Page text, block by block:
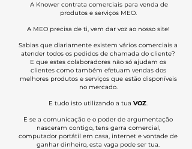
A Knower contrata comerciais para venda de
produtos e serviços MEO.
A MEO precisa de ti, vem dar voz ao nosso site!
Sabias que diariamente existem vários comerciais a
atender todos os pedidos de chamada do cliente?
E que estes colaboradores não só ajudam os
clientes como também efetuam vendas dos
melhores produtos e serviços que estão disponíveis
no mercado.
E tudo isto utilizando a tua VOZ.
E se a comunicação e o poder de argumentação
nasceram contigo, tens garra comercial,
computador portátil em casa, internet e vontade de
ganhar dinheiro, esta vaga pode ser tua.